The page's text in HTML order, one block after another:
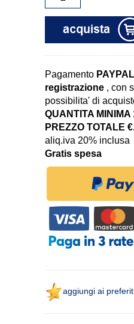
Pagamento PAYPAL
registrazione , con
possibilita' di
QUANTITA MINIMA
PREZZO TOTALE
aliq.iva 20% inclusa
Gratis spesa
aggiungi ai